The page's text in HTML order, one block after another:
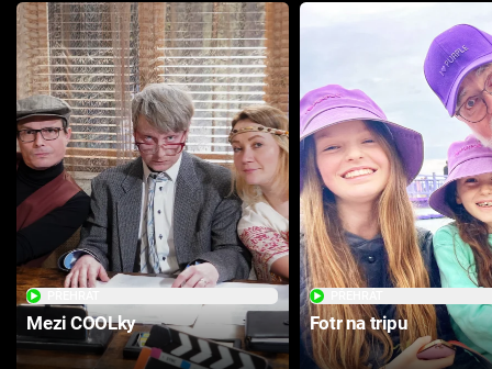
Mezi COOLky Fotr na tripu